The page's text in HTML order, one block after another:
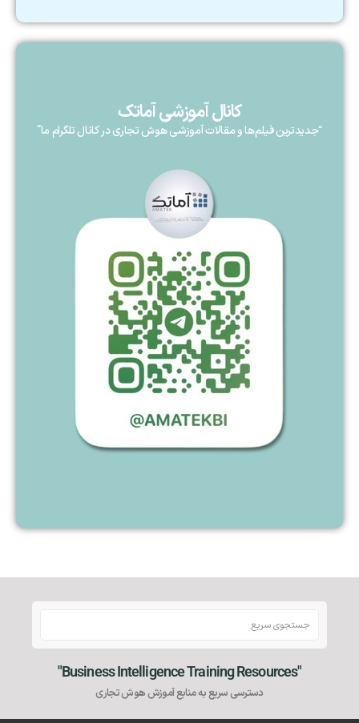
کانال آموزشی آماتک
“جدیدترین فیلم‌ها و مقالات آموزشی هوش تجاری در کانال تلگرام ما”
"Business Intelligence Training Resources"
دسترسی سریع به منابع آموزش هوش تجاری